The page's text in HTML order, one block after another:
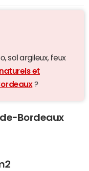
sol argileux, feux
et
?
Bordeaux